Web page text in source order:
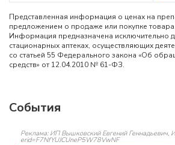
Представленная информация о ценах на
предложением о продаже или покупке товара.
Информация предназначена исключительно
стационарных аптеках, осуществляющих
со статьей 55 Федерального закона «Об
средств» от 12.04.2010 № 61-ФЗ.
События
Реклама: ИП Вышковский Евгений
erid=F7NfYUJCUneP5W78VwNF